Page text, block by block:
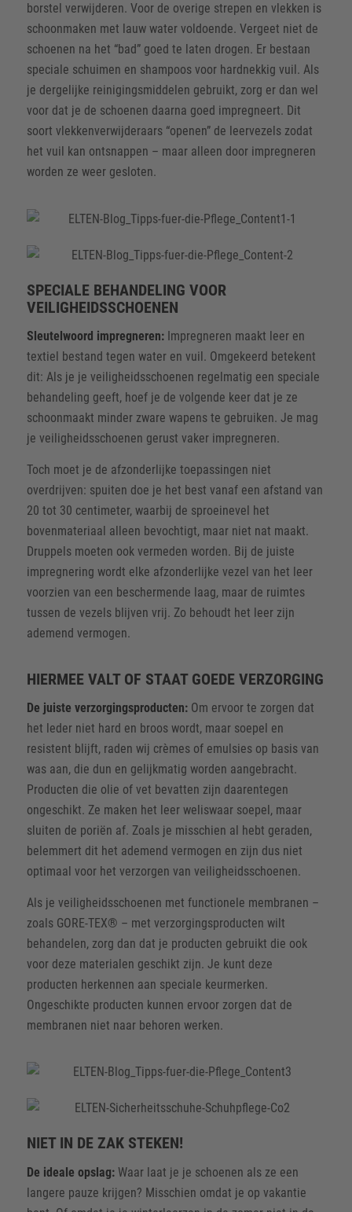
borstel verwijderen. Voor de overige strepen en vlekken is
schoonmaken met lauw water voldoende. Vergeet niet de
schoenen na het “bad” goed te laten drogen. Er bestaan
speciale schuimen en shampoos voor hardnekkig vuil. Als
je dergelijke reinigingsmiddelen gebruikt, zorg er dan wel
voor dat je de schoenen daarna goed impregneert. Dit
soort vlekkenverwijderaars “openen” de leervezels zodat
het vuil kan ontsnappen – maar alleen door impregneren
worden ze weer gesloten.
SPECIALE BEHANDELING VOOR
VEILIGHEIDSSCHOENEN
Sleutelwoord impregneren: Impregneren maakt leer en
textiel bestand tegen water en vuil. Omgekeerd betekent
dit: Als je je veiligheidsschoenen regelmatig een speciale
behandeling geeft, hoef je de volgende keer dat je ze
schoonmaakt minder zware wapens te gebruiken. Je mag
je veiligheidsschoenen gerust vaker impregneren.
Toch moet je de afzonderlijke toepassingen niet
overdrijven: spuiten doe je het best vanaf een afstand van
20 tot 30 centimeter, waarbij de sproeinevel het
bovenmateriaal alleen bevochtigt, maar niet nat maakt.
Druppels moeten ook vermeden worden. Bij de juiste
impregnering wordt elke afzonderlijke vezel van het leer
voorzien van een beschermende laag, maar de ruimtes
tussen de vezels blijven vrij. Zo behoudt het leer zijn
ademend vermogen.
HIERMEE VALT OF STAAT GOEDE VERZORGING
De juiste verzorgingsproducten:Om ervoor te zorgen dat
het leder niet hard en broos wordt, maar soepel en
resistent blijft, raden wij crèmes of emulsies op basis van
was aan, die dun en gelijkmatig worden aangebracht.
Producten die olie of vet bevatten zijn daarentegen
ongeschikt. Ze maken het leer weliswaar soepel, maar
sluiten de poriën af. Zoals je misschien al hebt geraden,
belemmert dit het ademend vermogen en zijn dus niet
optimaal voor het verzorgen van veiligheidsschoenen.
Als je veiligheidsschoenen met functionele membranen –
zoals GORE-TEX® – met verzorgingsproducten wilt
behandelen, zorg dan dat je producten gebruikt die ook
voor deze materialen geschikt zijn. Je kunt deze
producten herkennen aan speciale keurmerken.
Ongeschikte producten kunnen ervoor zorgen dat de
membranen niet naar behoren werken.
NIET IN DE ZAK STEKEN!
De ideale opslag:Waar laat je je schoenen als ze een
langere pauze krijgen? Misschien omdat je op vakantie